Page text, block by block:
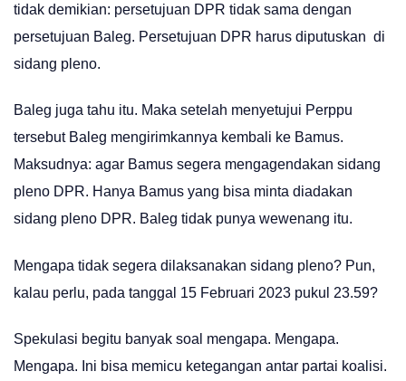
tidak demikian: persetujuan DPR tidak sama dengan
persetujuan Baleg. Persetujuan DPR harus diputuskan di
sidang pleno.
Baleg juga tahu itu. Maka setelah menyetujui Perppu
tersebut Baleg mengirimkannya kembali ke Bamus.
Maksudnya: agar Bamus segera mengagendakan sidang
pleno DPR. Hanya Bamus yang bisa minta diadakan
sidang pleno DPR. Baleg tidak punya wewenang itu.
Mengapa tidak segera dilaksanakan sidang pleno? Pun,
kalau perlu, pada tanggal 15 Februari 2023 pukul 23.59?
Spekulasi begitu banyak soal mengapa. Mengapa.
Mengapa. Ini bisa memicu ketegangan antar partai koalisi.